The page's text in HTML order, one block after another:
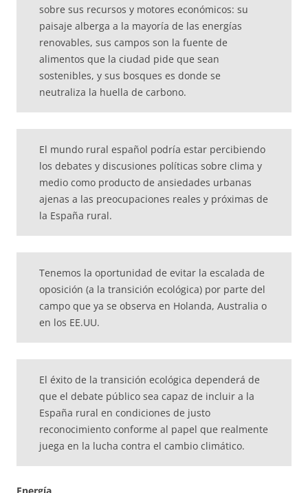
sobre sus recursos y motores económicos: su
paisaje alberga a la mayoría de las energías
renovables, sus campos son la fuente de
alimentos que la ciudad pide que sean
sostenibles, y sus bosques es donde se
neutraliza la huella de carbono.
El mundo rural español podría estar percibiendo
los debates y discusiones políticas sobre clima y
medio como producto de ansiedades urbanas
ajenas a las preocupaciones reales y próximas de
la España rural.
Tenemos la oportunidad de evitar la escalada de
oposición (a la transición ecológica) por parte del
campo que ya se observa en Holanda, Australia o
en los EE.UU.
El éxito de la transición ecológica dependerá de
que el debate público sea capaz de incluir a la
España rural en condiciones de justo
reconocimiento conforme al papel que realmente
juega en la lucha contra el cambio climático.